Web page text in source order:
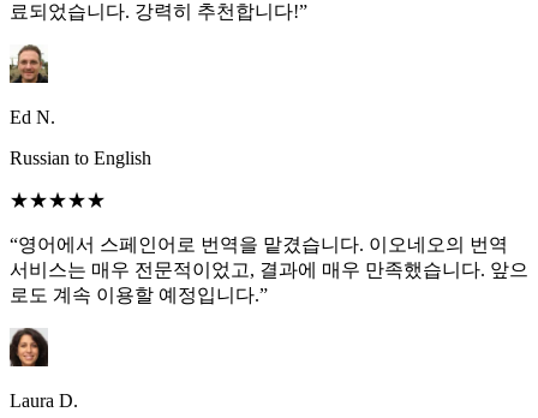
료되었습니다. 강력히 추천합니다!”
Ed N.
Russian to English
★★★★★
“영어에서 스페인어로 번역을 맡겼습니다. 이오네오의 번역
서비스는 매우 전문적이었고, 결과에 매우 만족했습니다. 앞으
로도 계속 이용할 예정입니다.”
Laura D.